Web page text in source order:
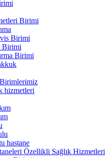
Birimi
Birimi
Birimi
Birimi
hizmetleri
hastane
Özellikli Sağlık Hizmetleri